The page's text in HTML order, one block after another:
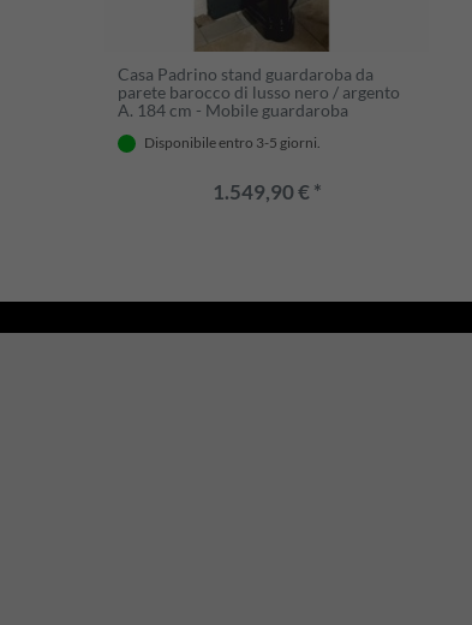
Casa Padrino stand guardaroba da
parete barocco di lusso nero / argento
A. 184 cm - Mobile guardaroba
Disponibile entro 3-5 giorni.
1.549,90 € *